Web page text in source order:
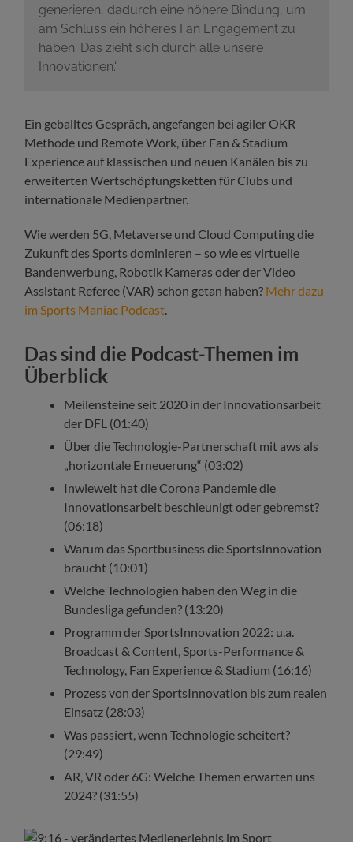
generieren, dadurch eine höhere Bindung, um
am Schluss ein höheres Fan Engagement zu
haben. Das zieht sich durch alle unsere
Innovationen.“
Ein geballtes Gespräch, angefangen bei agiler OKR
Methode und Remote Work, über Fan & Stadium
Experience auf klassischen und neuen Kanälen bis zu
erweiterten Wertschöpfungsketten für Clubs und
internationale Medienpartner.
Wie werden 5G, Metaverse und Cloud Computing die
Zukunft des Sports dominieren – so wie es virtuelle
Bandenwerbung, Robotik Kameras oder der Video
Assistant Referee (VAR) schon getan haben? Mehr dazu
im Sports Maniac Podcast.
Das sind die Podcast-Themen im
Überblick
Meilensteine seit 2020 in der Innovationsarbeit
der DFL (01:40)
Über die Technologie-Partnerschaft mit aws als
„horizontale Erneuerung“ (03:02)
Inwieweit hat die Corona Pandemie die
Innovationsarbeit beschleunigt oder gebremst?
(06:18)
Warum das Sportbusiness die SportsInnovation
braucht (10:01)
Welche Technologien haben den Weg in die
Bundesliga gefunden? (13:20)
Programm der SportsInnovation 2022: u.a.
Broadcast & Content, Sports-Performance &
Technology, Fan Experience & Stadium (16:16)
Prozess von der SportsInnovation bis zum realen
Einsatz (28:03)
Was passiert, wenn Technologie scheitert?
(29:49)
AR, VR oder 6G: Welche Themen erwarten uns
2024? (31:55)